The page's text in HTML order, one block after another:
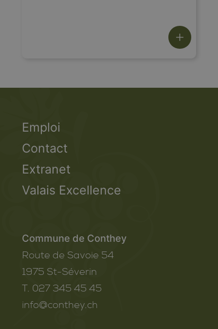
Emploi
Contact
Extranet
Valais Excellence
Commune de Conthey
Route de Savoie 54
1975 St-Séverin
T. 027 345 45 45
info@conthey.ch